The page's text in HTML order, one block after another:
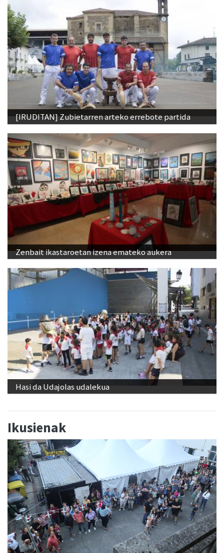
[IRUDITAN] Zubietarren arteko errebote partida
Zenbait ikastaroetan izena emateko aukera
Hasi da Udajolas udalekua
Ikusienak